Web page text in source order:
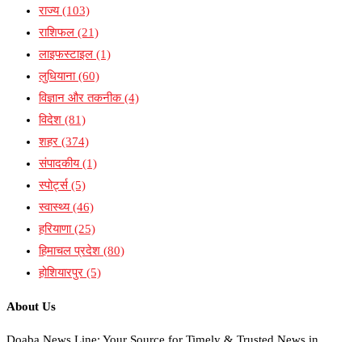
राज्य(103)
राशिफल (21)
लाइफस्टाइल (1)
लुधियाना(60)
विज्ञान और तकनीक(4)
विदेश (81)
शहर (374)
संपादकीय(1)
स्पोर्ट्स(5)
स्वास्थ्य(46)
हरियाणा(25)
हिमाचल प्रदेश (80)
होशियारपुर (5)
About Us